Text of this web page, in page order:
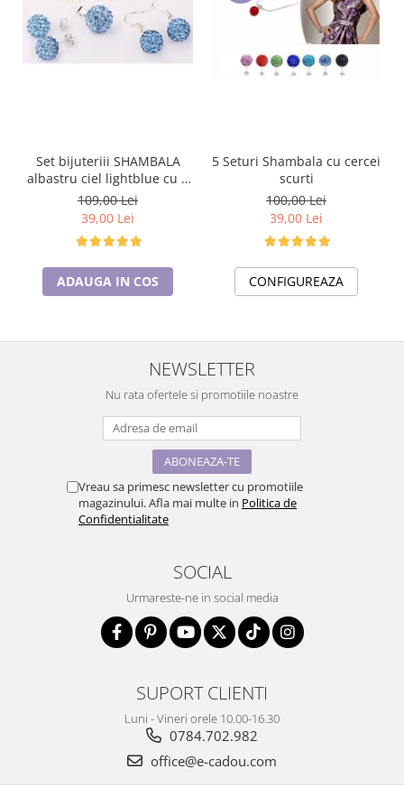
Set bijuteriii SHAMBALA
albastru ciel lightblue cu 2
perechi de cercei cu cristale
109,00 Lei
39,00 Lei
ADAUGA IN COS
5 Seturi Shambala cu cercei
scurti
100,00 Lei
39,00 Lei
CONFIGUREAZA
NEWSLETTER
Nu rata ofertele si promotiile noastre
Vreau sa primesc newsletter cu promotiile
magazinului. Afla mai multe in Politica de
Confidentialitate
SOCIAL
Urmareste-ne in social media
SUPORT CLIENTI
Luni - Vineri orele 10.00-16.30
0784.702.982
office@e-cadou.com